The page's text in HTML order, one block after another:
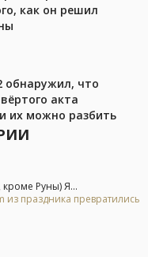
как он решил
обнаружил, что
акта
их можно разбить
кроме Руны) Я...
из праздника превратились